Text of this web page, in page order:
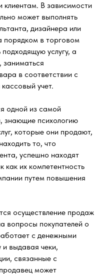
клиентам. В зависимости
может выполнять
дизайнера или
порядком в торговом
услугу, а
заниматься
в соответствии с
учет.
одной из самой
знающие психологию
которые они продают,
то, что
успешно находят
как их компетентность
путем повышения
осуществление продаж
вопросы покупателей о
с денежными
выдавая чеки,
связанные с
может